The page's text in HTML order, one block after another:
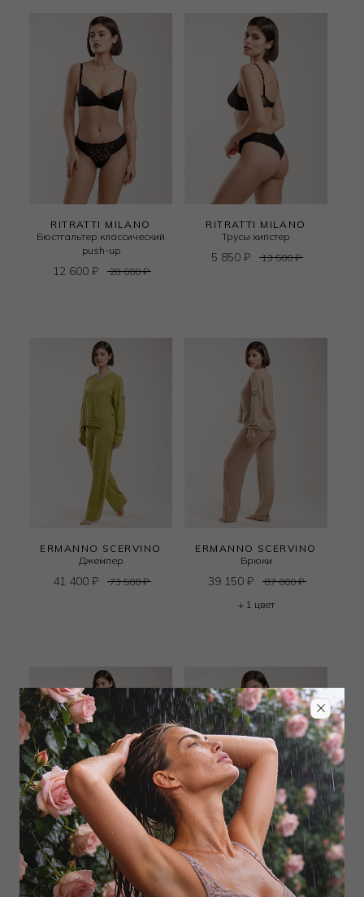
RITRATTI MILANO
Бюстгальтер классический
push-up
12 600 ₽ 28 000₽
RITRATTI MILANO
Трусы хипстер
5 850 ₽ 13 500₽
ERMANNO SCERVINO
Джемпер
41 400 ₽ 73 500₽
ERMANNO SCERVINO
Брюки
39 150 ₽ 87 000₽
+ 1 цвет
ERMANNO SCERVINO
Брюки
ERMANNO SCERVINO
Сорочка baby doll